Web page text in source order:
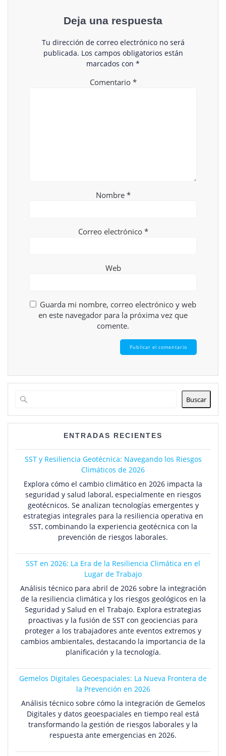
Deja una respuesta
Tu dirección de correo electrónico no será
publicada. Los campos obligatorios están
marcados con *
Comentario *
Nombre *
Correo electrónico *
Web
Guarda mi nombre, correo electrónico y web
en este navegador para la próxima vez que
comente.
Buscar
ENTRADAS RECIENTES
SST y Resiliencia Geotécnica: Navegando los Riesgos
Climáticos de 2026
Explora cómo el cambio climático en 2026 impacta la
seguridad y salud laboral, especialmente en riesgos
geotécnicos. Se analizan tecnologías emergentes y
estrategias integrales para la resiliencia operativa en
SST, combinando la experiencia geotécnica con la
prevención de riesgos laborales.
SST en 2026: La Era de la Resiliencia Climática en el
Lugar de Trabajo
Análisis técnico para abril de 2026 sobre la integración
de la resiliencia climática y los riesgos geológicos en la
Seguridad y Salud en el Trabajo. Explora estrategias
proactivas y la fusión de SST con geociencias para
proteger a los trabajadores ante eventos extremos y
cambios ambientales, destacando la importancia de la
planificación y la tecnología.
Gemelos Digitales Geoespaciales: La Nueva Frontera de
la Prevención en 2026
Análisis técnico sobre cómo la integración de Gemelos
Digitales y datos geoespaciales en tiempo real está
transformando la gestión de riesgos laborales y la
respuesta ante emergencias en 2026.